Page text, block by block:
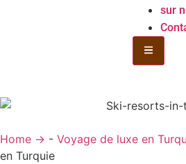
sur
Menu
Home → - Voyage de luxe en
en Turquie